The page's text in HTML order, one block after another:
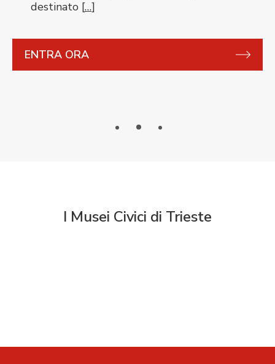
destinato […]
ENTRA ORA
I Musei Civici di Trieste